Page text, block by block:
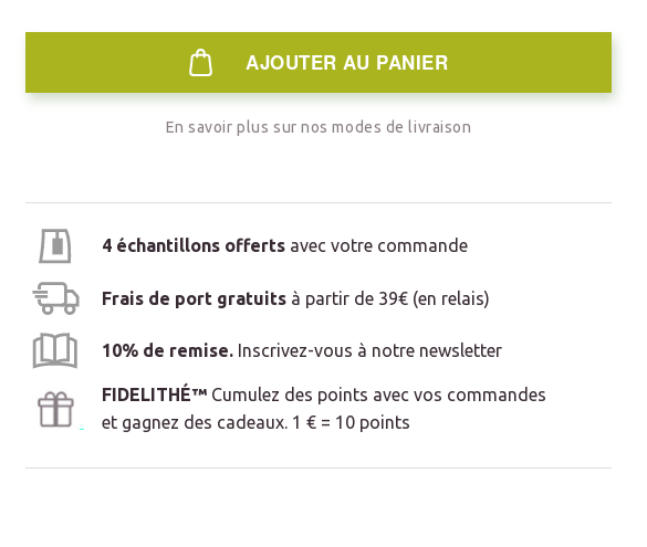
AJOUTER AU PANIER
En savoir plus sur nos modes de livraison
4 échantillons offerts avec votre commande
Frais de port gratuits à partir de 39€ (en relais)
10% de remise. Inscrivez-vous à notre newsletter
FIDELITHÉ™ Cumulez des points avec vos commandes
et gagnez des cadeaux. 1 € = 10 points